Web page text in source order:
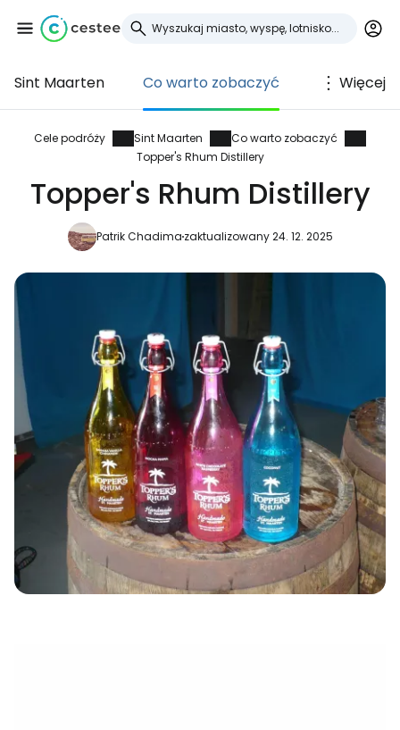
Sint Maarten Co warto zobaczyć Więcej
Cele podróży Sint Maarten
Co warto zobaczyć
Topper's Rhum Distillery
Topper's Rhum Distillery
Patrik Chadimazaktualizowany 24. 12. 2025
Zaloguj się do
Cestee
... światowej społeczności podróżniczej
Kontynuuj z Google
Kontynuuj z e-mailem